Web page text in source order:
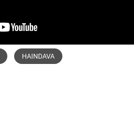
HAINDAVA